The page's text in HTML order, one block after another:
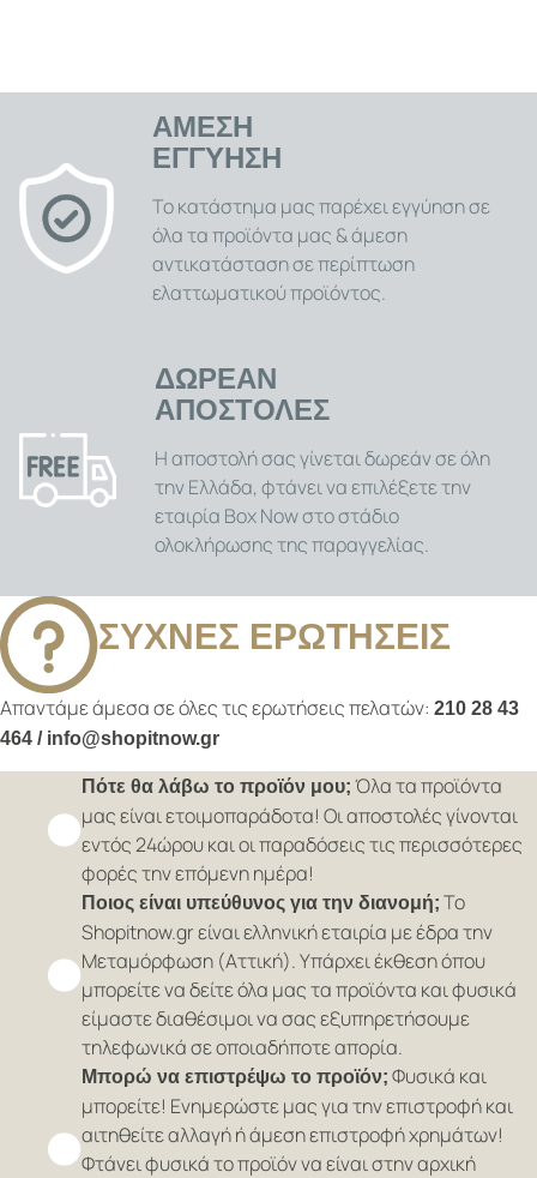
επίπονη. .
ΑΜΕΣΗ
ΕΓΓΥΗΣΗ
Το κατάστημα μας παρέχει εγγύηση σε
όλα τα προϊόντα μας & άμεση
αντικατάσταση σε περίπτωση
ελαττωματικού προϊόντος.
ΔΩΡΕΑΝ
ΑΠΟΣΤΟΛΕΣ
Η αποστολή σας γίνεται δωρεάν σε όλη
την Ελλάδα, φτάνει να επιλέξετε την
εταιρία Box Now στο στάδιο
ολοκλήρωσης της παραγγελίας.
ΣΥΧΝΕΣ ΕΡΩΤΗΣΕΙΣ
Απαντάμε άμεσα σε όλες τις ερωτήσεις πελατών: 210 28 43
464 / info@shopitnow.gr
Πότε θα λάβω το προϊόν μου; Όλα τα προϊόντα
μας είναι ετοιμοπαράδοτα! Οι αποστολές γίνονται
εντός 24ώρου και οι παραδόσεις τις περισσότερες
φορές την επόμενη ημέρα!
Ποιος είναι υπεύθυνος για την διανομή; Το
Shopitnow.gr είναι ελληνική εταιρία με έδρα την
Μεταμόρφωση (Αττική). Υπάρχει έκθεση όπου
μπορείτε να δείτε όλα μας τα προϊόντα και φυσικά
είμαστε διαθέσιμοι να σας εξυπηρετήσουμε
τηλεφωνικά σε οποιαδήποτε απορία.
Μπορώ να επιστρέψω το προϊόν; Φυσικά και
μπορείτε! Ενημερώστε μας για την επιστροφή και
αιτηθείτε αλλαγή ή άμεση επιστροφή χρημάτων!
Φτάνει φυσικά το προϊόν να είναι στην αρχική